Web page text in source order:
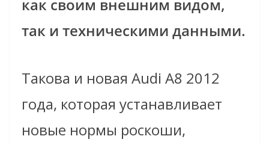
как своим внешним видом,
так и техническими данными.
Такова и новая Audi A8 2012
года, которая устанавливает
новые нормы роскоши,